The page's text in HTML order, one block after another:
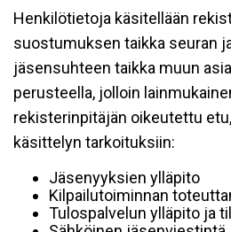
Henkilötietoja käsitellään
suostumuksen taikka seuran
jäsensuhteen taikka muun
perusteella, jolloin
rekisterinpitäjän oikeutettu
käsittelyn tarkoituksiin:
Jäsenyyksien ylläpito
Kilpailutoiminnan
Tulospalvelun ylläpito ja